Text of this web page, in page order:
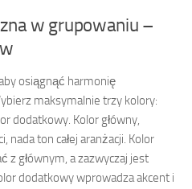
w grupowaniu –
osiągnąć harmonię
maksymalnie trzy kolory:
dodatkowy. Kolor główny,
ton całej aranżacji. Kolor
z głównym, a zazwyczaj jest
dodatkowy wprowadza akcent i